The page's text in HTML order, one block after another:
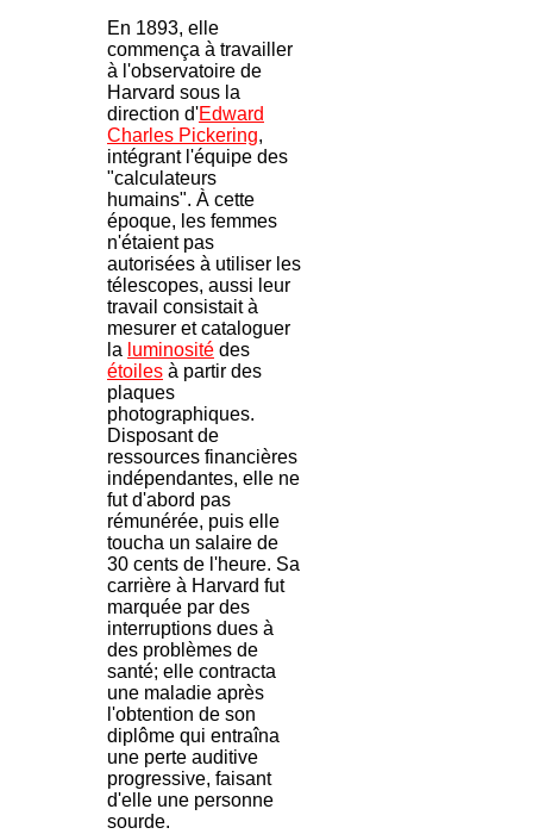
En 1893, elle
commença à travailler
à l'observatoire de
Harvard sous la
direction d'Edward
Charles Pickering,
intégrant l'équipe des
"calculateurs
humains". À cette
époque, les femmes
n'étaient pas
autorisées à utiliser les
télescopes, aussi leur
travail consistait à
mesurer et cataloguer
la luminosité des
étoiles à partir des
plaques
photographiques.
Disposant de
ressources financières
indépendantes, elle ne
fut d'abord pas
rémunérée, puis elle
toucha un salaire de
30 cents de l'heure. Sa
carrière à Harvard fut
marquée par des
interruptions dues à
des problèmes de
santé; elle contracta
une maladie après
l'obtention de son
diplôme qui entraîna
une perte auditive
progressive, faisant
d'elle une personne
sourde.